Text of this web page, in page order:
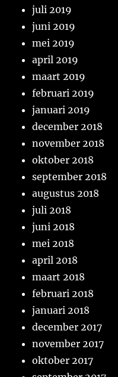
juli 2019
juni 2019
mei 2019
april 2019
maart 2019
februari 2019
januari 2019
december 2018
november 2018
oktober 2018
september 2018
augustus 2018
juli 2018
juni 2018
mei 2018
april 2018
maart 2018
februari 2018
januari 2018
december 2017
november 2017
oktober 2017